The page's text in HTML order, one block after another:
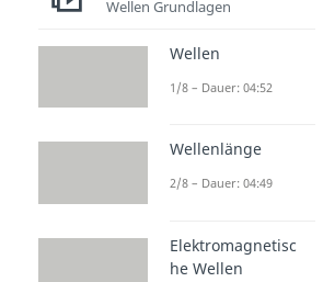
Wichtige
Video
was sie
Wellen Grundlagen
Wellen
1/8 – Dauer: 04:52
Wellenlänge
2/8 – Dauer: 04:49
Elektromagnetisc
he Wellen